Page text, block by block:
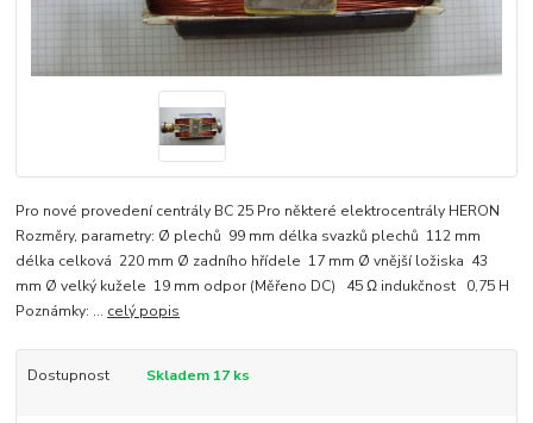
Pro nové provedení centrály BC 25 Pro některé elektrocentrály HERON
Rozměry, parametry: Ø plechů 99 mm délka svazků plechů 112 mm
délka celková 220 mm Ø zadního hřídele 17 mm Ø vnější ložiska 43
mm Ø velký kužele 19 mm odpor (Měřeno DC) 45 Ω indukčnost 0,75 H
Poznámky: ... celý popis
Dostupnost Skladem 17 ks